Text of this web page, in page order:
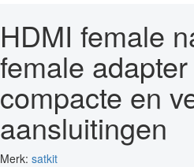
HDMI female
female
compacte en
aansluitingen
Merk: satkit